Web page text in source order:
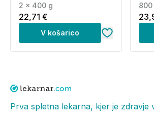
2 x 400 g
22,71 €
V košarico
800
Prva spletna lekarna, kjer je zdravje